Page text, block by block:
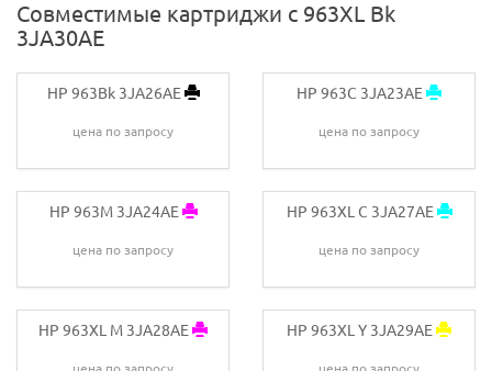
Совместимые картриджи с 963XL Bk
3JA30AE
HP 963Bk 3JA26AE
цена по запросу
HP 963C 3JA23AE
цена по запросу
HP 963M 3JA24AE
цена по запросу
HP 963XL C 3JA27AE
цена по запросу
HP 963XL M 3JA28AE HP 963XL Y 3JA29AE